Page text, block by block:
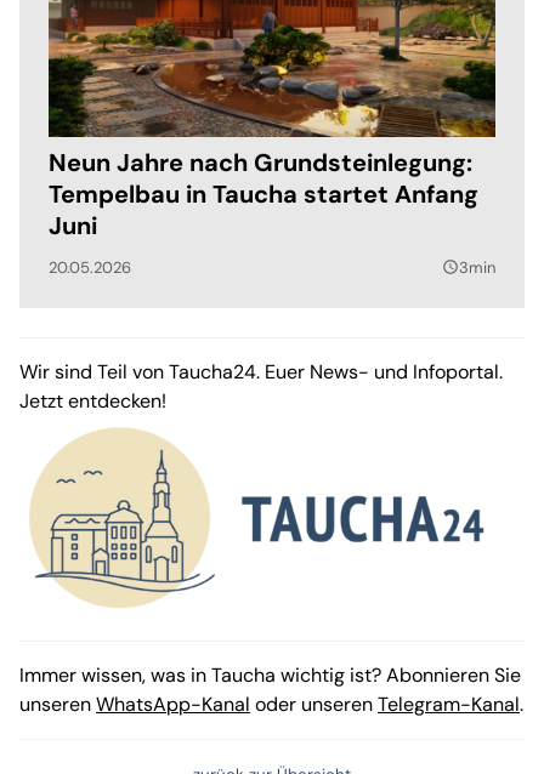
Neun Jahre nach Grundsteinlegung:
Tempelbau in Taucha startet Anfang
Juni
20.05.2026 query_builder3min
Wir sind Teil von Taucha24. Euer News- und Infoportal.
Jetzt entdecken!
Immer wissen, was in Taucha wichtig ist? Abonnieren Sie
unserenWhatsApp-Kanal oder unserenTelegram-Kanal.